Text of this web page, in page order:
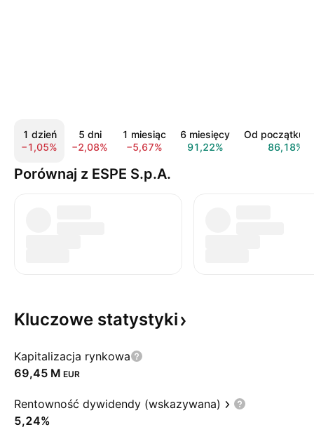
1 dzień
−1,05%
5 dni
−2,08%
1 miesiąc
−5,67%
6 miesięcy
91,22%
Od początku
86,18%
Porównaj z ESPE S.p.A.
Kluczowe statystyki
Kapitalizacja rynkowa
‪69,45 M‬ EUR
Rentowność dywidendy (wskazywana)
5,24%